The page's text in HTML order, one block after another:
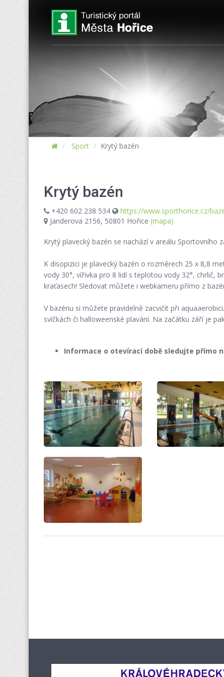
Sport Krytý bazén
Krytý bazén
+420 602 238 534 https://www.sporthorice.cz/
Janderova 2156, 50801 Hořice (mapa)
Krytý plavecký bazén se nachází v areálu Sportovního
K disopizici je plavecký bazén o rozměrech 25 x 8,8
vody 30°, vířivka pro 8 lidí s teplotou vody 32°, chrlič,
kraťasech! Sledovat můžete i webkameru přímo z
V bazénu si můžete pravidelně zacvičit při
svíčkách či halloweenské plavání. Na začátku září je
Informace o otevírací době sledujte přímo